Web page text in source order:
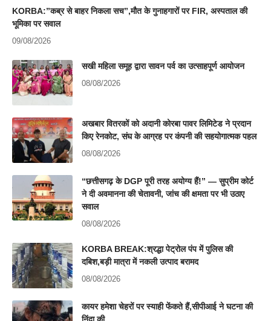
KORBA:”कब्र से बाहर निकला सच”,मौत के गुनाहगारों पर FIR, अस्पताल की
भूमिका पर सवाल
09/08/2026
सखी महिला समूह द्वारा सावन पर्व का उत्साहपूर्ण आयोजन
08/08/2026
अखबार वितरकों को अदानी कोरबा पावर लिमिटेड ने प्रदान
किए रेनकोट, संघ के आग्रह पर कंपनी की सहयोगात्मक पहल
08/08/2026
“छत्तीसगढ़ के DGP पूरी तरह अयोग्य हैं!” — सुप्रीम कोर्ट
ने दी अवमानना की चेतावनी, जांच की क्षमता पर भी उठाए
सवाल
08/08/2026
KORBA BREAK:श्रद्धा पेट्रोल पंप में पुलिस की
दबिश,बड़ी मात्रा में नकली उत्पाद बरामद
08/08/2026
कायर हमेशा चेहरों पर स्याही फेंकते हैं,सीपीआई ने घटना की